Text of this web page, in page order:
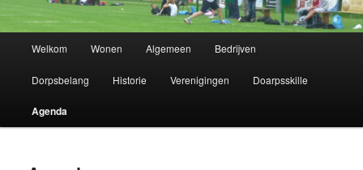
Spring
naar
de
Welkom Wonen Algemeen Bedrijven
Dorpsbelang Historie Verenigingen Doarpsskille
Agenda